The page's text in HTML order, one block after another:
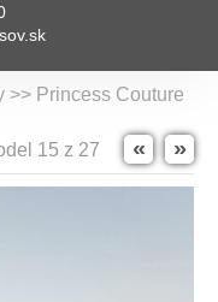
>> Princess Couture
»
«
15 z 27